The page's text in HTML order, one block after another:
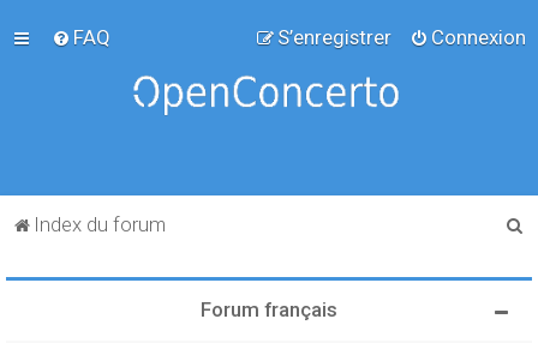
FAQ Connexion
S’enregistrer
Index du forum
Forum français